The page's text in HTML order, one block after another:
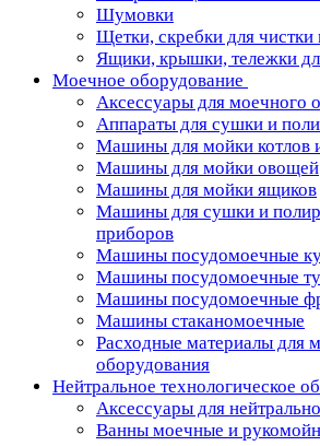
Шумовки
Щетки, скребки для чистки
Ящики, крышки, тележки
Моечное оборудование
Аксессуары для моечного
Аппараты для сушки и
Машины для мойки котлов
Машины для мойки овощей
Машины для мойки ящиков
Машины для сушки и
приборов
Машины посудомоечные
Машины посудомоечные
Машины посудомоечные
Машины стаканомоечные
Расходные материалы для
оборудования
Нейтральное технологическое
Аксессуары для
Ванны моечные и